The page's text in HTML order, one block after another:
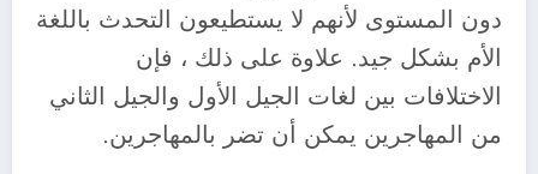
دون المستوى لأنهم لا يستطيعون التحدث باللغة
الأم بشكل جيد. علاوة على ذلك ، فإن
الاختلافات بين لغات الجيل الأول والجيل الثاني
من المهاجرين يمكن أن تضر بالمهاجرين.